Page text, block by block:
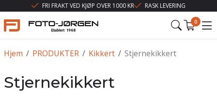
FRI FRAKT VED KJØP OVER 1000 KR RASK LEVERING
0
/
Hjem /
PRODUKTER /
Kikkert Stjernekikkert
Stjernekikkert